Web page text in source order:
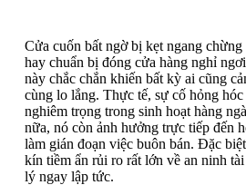
n
Cửa cuốn bất ngờ bị kẹt ngang
hay chuẩn bị đóng cửa hàng nghỉ
này chắc chắn khiến bất kỳ ai cũng
cùng lo lắng. Thực tế, sự cố hỏng
nghiêm trọng trong sinh hoạt hàng
nữa, nó còn ảnh hưởng trực tiếp đến
làm gián đoạn việc buôn bán. Đặc
kín tiềm ẩn rủi ro rất lớn về an ninh
lý ngay lập tức.